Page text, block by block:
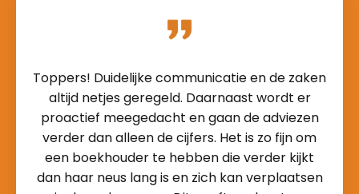
Toppers! Duidelijke communicatie en de zaken
altijd netjes geregeld. Daarnaast wordt er
proactief meegedacht en gaan de adviezen
verder dan alleen de cijfers. Het is zo fijn om
een boekhouder te hebben die verder kijkt
dan haar neus lang is en zich kan verplaatsen